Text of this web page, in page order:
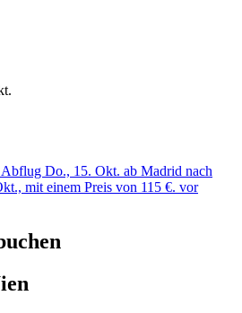
Do., 15. Okt. ab Madrid nach
mit einem Preis von 115 €. vor